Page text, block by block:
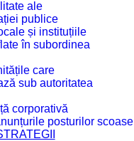
ale
publice
și instituțiile
în subordinea
care
sub autoritatea
corporativă
posturilor